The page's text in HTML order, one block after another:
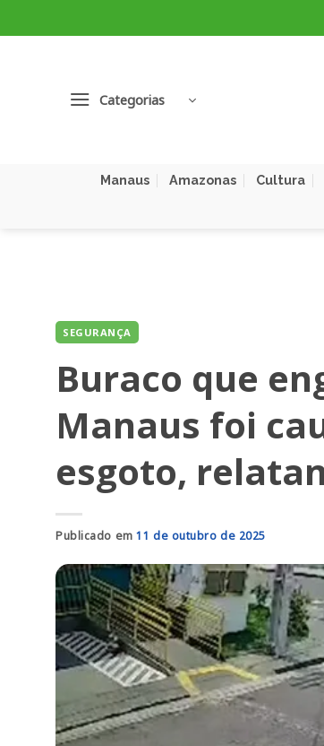
to
Categorias
Manaus Amazonas Cultura
SEGURANÇA
Buraco que
Manaus foi
esgoto,
Publicado em11 de outubro de 2025